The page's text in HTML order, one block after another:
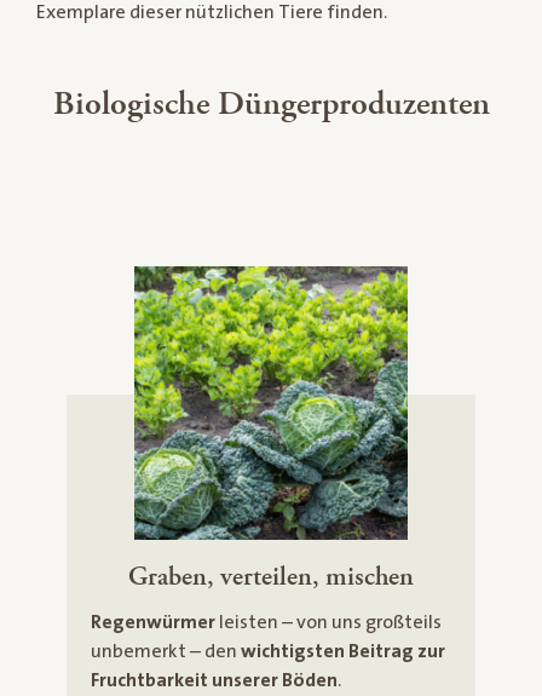
Exemplare dieser nützlichen Tiere finden.
Biologische Düngerproduzenten
Graben, verteilen, mischen
Regenwürmerleisten – von uns großteils
unbemerkt – den wichtigsten Beitrag zur
Fruchtbarkeit unserer Böden.